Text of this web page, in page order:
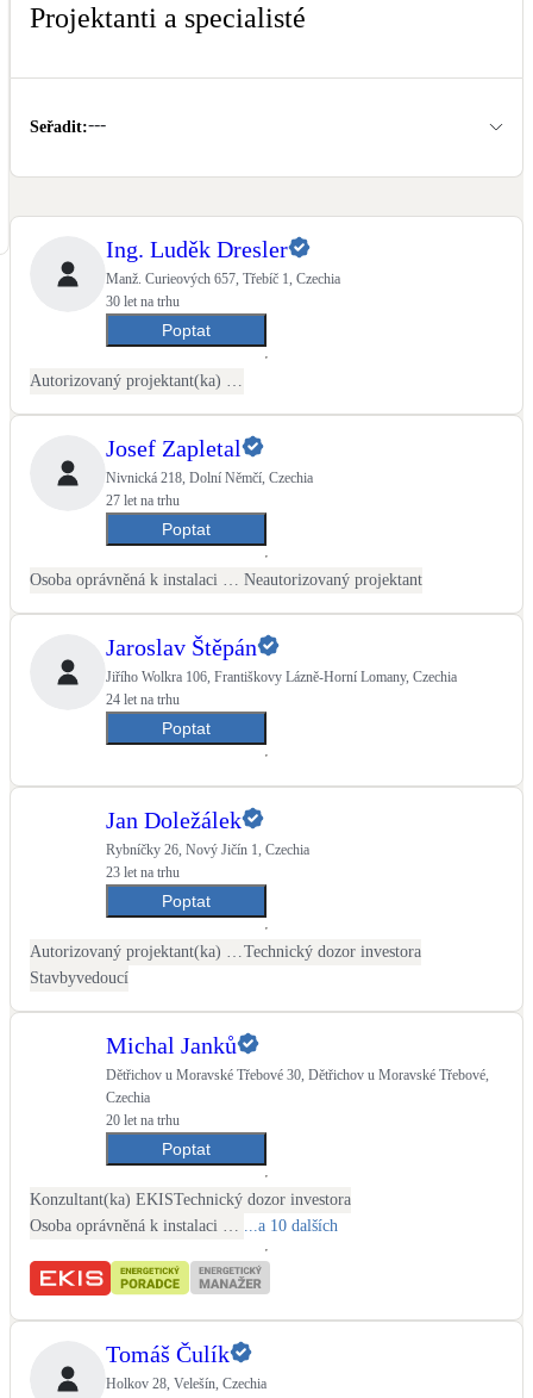
Kotle
Hlavní zdroje vytápění
Bateriové úložiště
Pouze velké BESS
Novostavby
Žaluzie, markýzy, pergoly
Rekuperace tepla odpadní vody
Šedá i černá odpadní voda
Kamna / krby
LED osvětlení
Vnitřní i venkovní
Zelená střecha
Vegetační střechy
Malé i velké turbíny
Projektanti a specialisté
Seřadit:---
Ing. Luděk Dresler
Manž. Curieových 657, Třebíč 1, Czechia
30 let na trhu
Poptat
Josef Zapletal
Nivnická 218, Dolní Němčí, Czechia
27 let na trhu
Poptat
Neautorizovaný projektant
Jaroslav Štěpán
Jiřího Wolkra 106, Františkovy Lázně-Horní Lomany, Czechia
24 let na trhu
Poptat
Jan Doležálek
Rybníčky 26, Nový Jičín 1, Czechia
23 let na trhu
Poptat
Technický dozor investora
Stavbyvedoucí
Michal Janků
Dětřichov u Moravské Třebové 30, Dětřichov u Moravské Třebové,
Czechia
20 let na trhu
Poptat
Konzultant(ka) EKISTechnický dozor investora
...a 10 dalších
Tomáš Čulík
Holkov 28, Velešín, Czechia